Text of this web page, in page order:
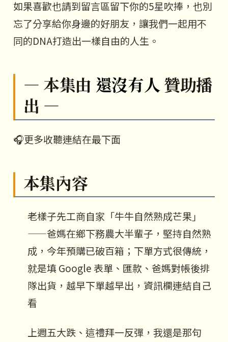
如果喜歡也請到留言區留下你的5星吹捧，也別
忘了分享給你身邊的好朋友，讓我們一起用不
同的DNA打造出一樣自由的人生。
— 本集由 還沒有人贊助播
出 —
🎧更多收聽連結在最下面
本集內容
老樣子先工商自家「牛牛自然熟成芒果」
——爸媽在鄉下務農大半輩子，堅持自然熟
成，今年預購已破百箱；下單方式很傳統，
就是填 Google 表單、匯款、爸媽對帳後排
隊出貨，越早下單越早出，資訊欄連結自己
看
上週五大跌、這禮拜一反彈，我還是那句